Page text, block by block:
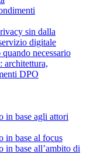
sin dalla
digitale
necessario
architettura,
DPO
in base agli attori
in base al focus
in base all’ambito di